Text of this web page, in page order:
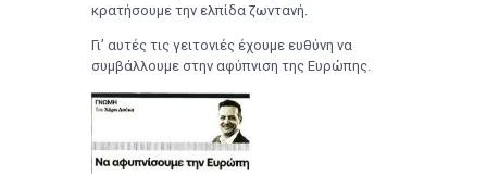
κρατήσουμε την ελπίδα ζωντανή.
Γι’ αυτές τις γειτονιές έχουμε ευθύνη να
συμβάλλουμε στην αφύπνιση της Ευρώπης.